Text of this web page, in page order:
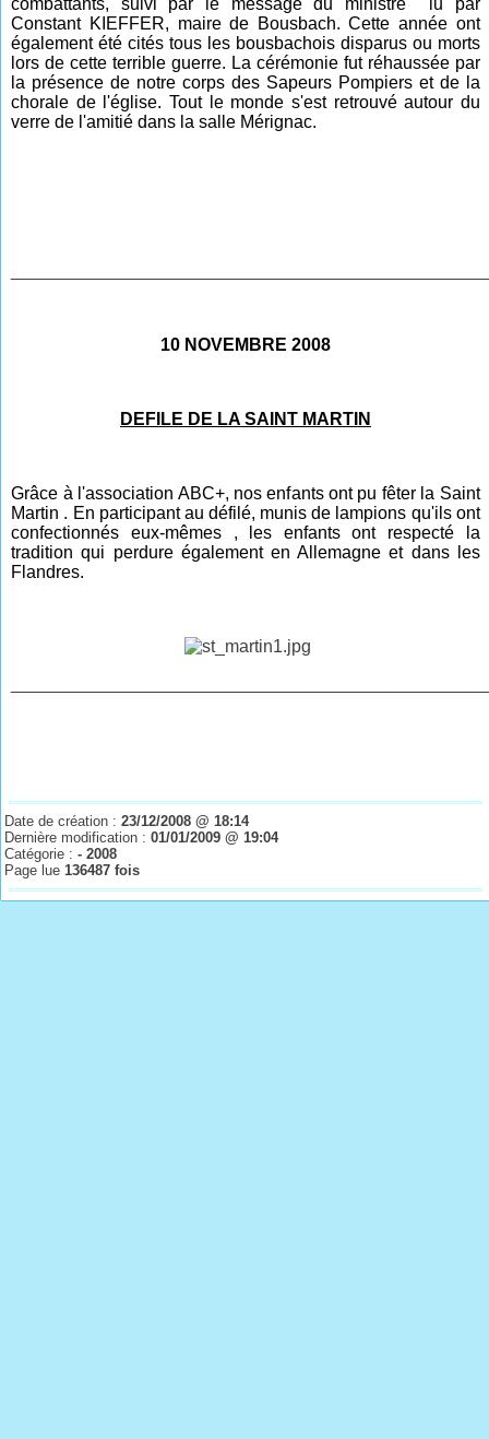
combattants, suivi par le message du ministre lu par
Constant KIEFFER, maire de Bousbach. Cette année ont
également été cités tous les bousbachois disparus ou morts
lors de cette terrible guerre. La cérémonie fut réhaussée par
la présence de notre corps des Sapeurs Pompiers et de la
chorale de l'église. Tout le monde s'est retrouvé autour du
verre de l'amitié dans la salle Mérignac.
10 NOVEMBRE 2008
DEFILE DE LA SAINT MARTIN
Grâce à l'association ABC+, nos enfants ont pu fêter la Saint
Martin . En participant au défilé, munis de lampions qu'ils ont
confectionnés eux-mêmes , les enfants ont respecté la
tradition qui perdure également en Allemagne et dans les
Flandres.
Date de création :23/12/2008 @ 18:14
Dernière modification :01/01/2009 @ 19:04
Catégorie :- 2008
Page lue136487 fois